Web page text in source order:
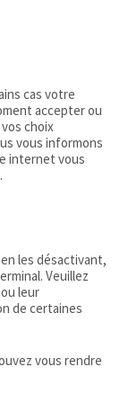
cas votre
accepter ou
choix
vous informons
internet vous
les désactivant,
Veuillez
leur
de certaines
vous rendre